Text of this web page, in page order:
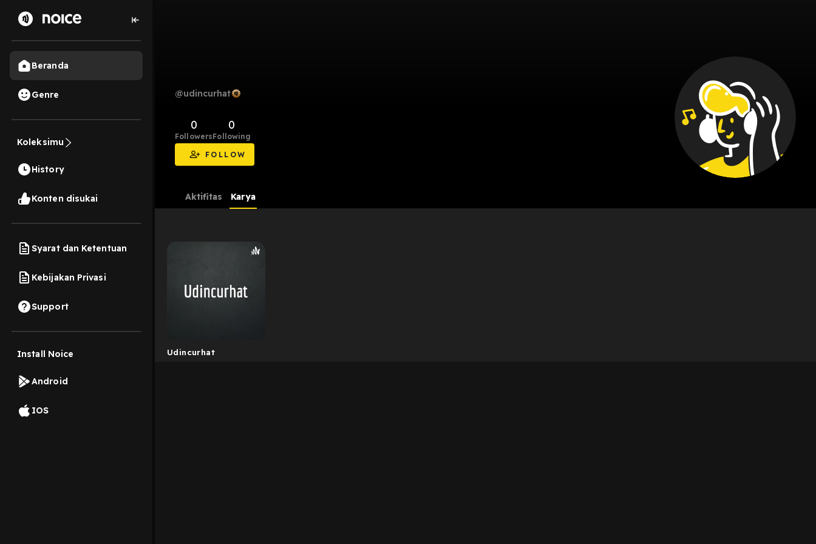
Beranda
Genre
Koleksimu
History
Konten disukai
Syarat dan Ketentuan
Kebijakan Privasi
Support
Install Noice
Android
IOS
@udincurhat
0
Followers
0
Following
FOLLOW
Aktifitas Karya
Udincurhat